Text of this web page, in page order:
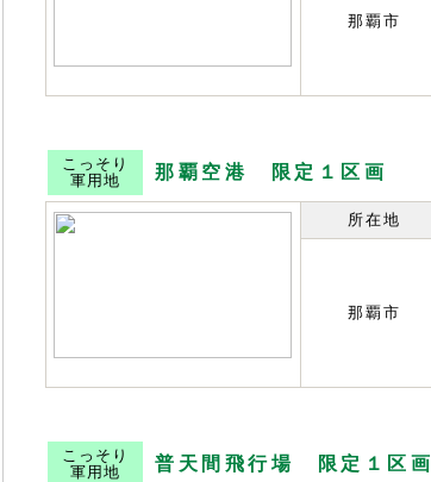
那覇市
こっそり
軍用地
那覇空港 限定１区画
所在地
那覇市
こっそり
軍用地
普天間飛行場 限定１区画